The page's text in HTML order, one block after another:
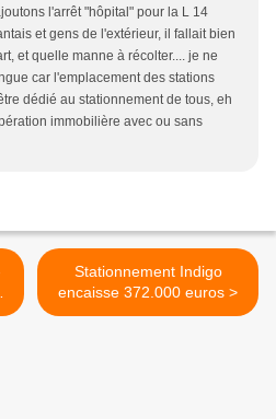
l'arrêt "hôpital" pour la L 14
et gens de l'extérieur, il fallait bien
et quelle manne à récolter.... je ne
car l'emplacement des stations
dédié au stationnement de tous, eh
immobilière avec ou sans
Stationnement Indigo
encaisse 372.000 euros >